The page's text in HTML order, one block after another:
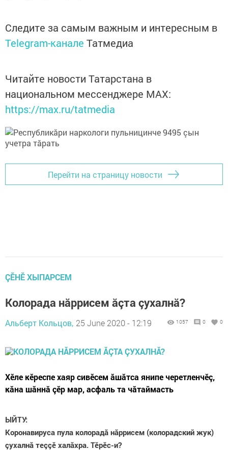
Следите за самым важным и интересным в
Telegram-канале Татмедиа
Читайте новости Татарстана в
национальном мессенджере MАХ:
https://max.ru/tatmedia
Перейти на страницу новости
ÇӖНӖ ХЫПАРСЕМ
Колорада нăррисем ăçта çухалнă?
Альберт Кольцов, 25 June 2020 - 12:19 1057 0 0
Хӗле кӗреспе хаяр сивӗсем ăшăтса янипе черетленчӗç,
кăна шăннă çӗр мар, асфаль та чăтаймасть
ЫЙТУ:
Коронавируса пула колорадă нăррисем (колорадский жук)
çухалнă теççӗ халăхра. Тӗрӗс-и?